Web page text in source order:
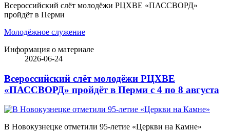
Всероссийский слёт молодёжи РЦХВЕ «ПАССВОРД»
пройдёт в Перми
Молодёжное служение
Информация о материале
2026-06-24
Всероссийский слёт молодёжи РЦХВЕ
«ПАССВОРД» пройдёт в Перми с 4 по 8 августа
В Новокузнецке отметили 95-летие «Церкви на Камне»